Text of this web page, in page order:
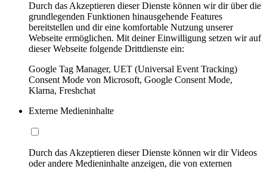
Durch das Akzeptieren dieser Dienste können wir dir über die
grundlegenden Funktionen hinausgehende Features
bereitstellen und dir eine komfortable Nutzung unserer
Webseite ermöglichen. Mit deiner Einwilligung setzen wir auf
dieser Webseite folgende Drittdienste ein:
Google Tag Manager, UET (Universal Event Tracking)
Consent Mode von Microsoft, Google Consent Mode,
Klarna, Freshchat
Externe Medieninhalte
Durch das Akzeptieren dieser Dienste können wir dir Videos
oder andere Medieninhalte anzeigen, die von externen